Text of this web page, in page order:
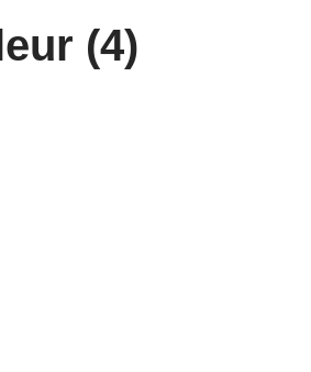
(4)